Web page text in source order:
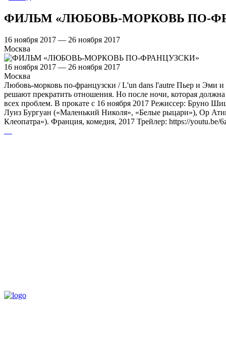
ФИЛЬМ «ЛЮБОВЬ-МОРКОВЬ ПО-
16 ноября 2017 — 26 ноября 2017
Москва
16 ноября 2017 — 26 ноября 2017
Москва
Любовь-морковь по-французски / L'un dans l'autre Пьер и Эми
решают прекратить отношения. Но после ночи, которая
всех проблем. В прокате с 16 ноября 2017 Режиссер: Бруно
Луиз Бургуан («Маленький Николя», «Белые рыцари»), Ор
Клеопатра»). Франция, комедия, 2017 Трейлер: https://youtu.be/